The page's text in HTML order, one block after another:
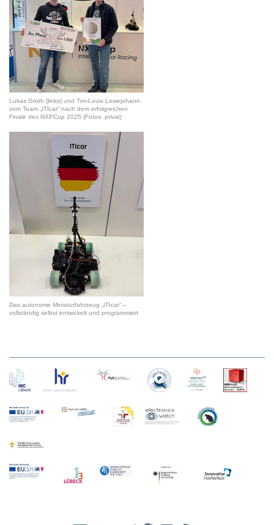
Lukas Groth (links) und Tim-Louis Lewejohann
vom Team „ITIcar“ nach dem erfolgreichen
Finale des NXPCup 2025 (Fotos: privat)
Das autonome Miniaturfahrzeug „ITIcar“ –
vollständig selbst entwickelt und programmiert